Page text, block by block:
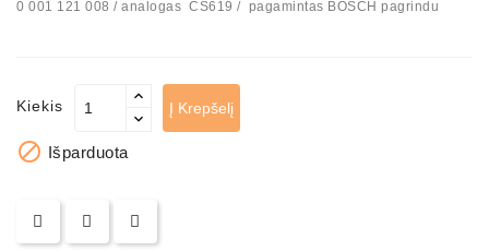
0 001 121 008 / analogas CS619 / pagamintas BOSCH pagrindu
Kiekis Į Krepšelį
 Išparduota